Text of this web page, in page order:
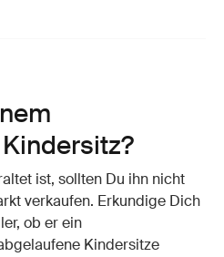
ist, sollten Du ihn nicht
verkaufen. Erkundige Dich
ob er ein
Kindersitze